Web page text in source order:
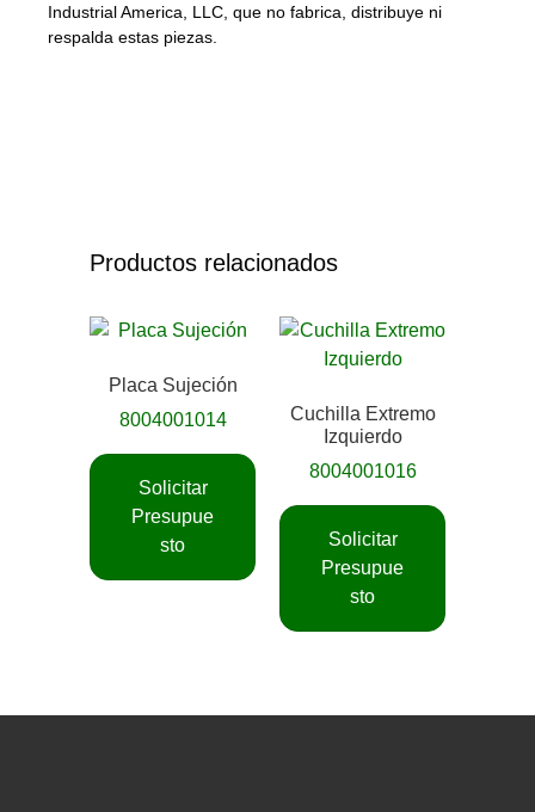
Industrial America, LLC, que no fabrica, distribuye ni
respalda estas piezas.
Productos relacionados
Placa Sujeción
8004001014
Solicitar
Presupue
sto
Cuchilla Extremo
Izquierdo
8004001016
Solicitar
Presupue
sto